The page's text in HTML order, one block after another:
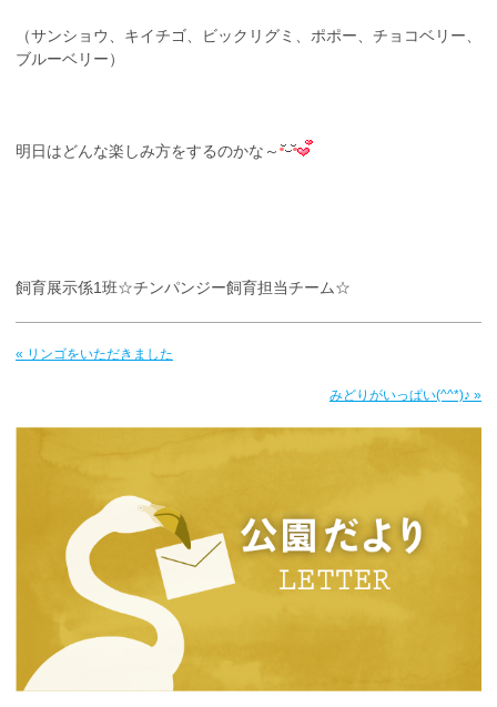
（サンショウ、キイチゴ、ビックリグミ、ポポー、チョコベリー、
ブルーベリー）
明日はどんな楽しみ方をするのかな～
飼育展示係1班☆チンパンジー飼育担当チーム☆
« リンゴをいただきました
みどりがいっぱい(^^*)♪ »